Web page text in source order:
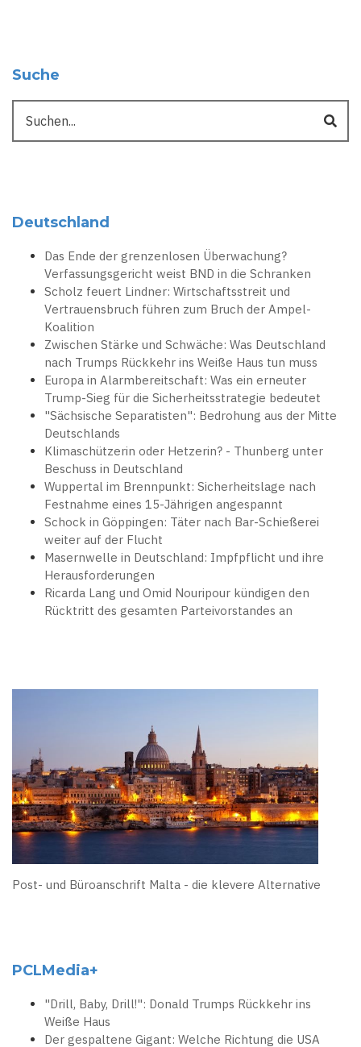
Suche
Deutschland
Das Ende der grenzenlosen Überwachung?
Verfassungsgericht weist BND in die Schranken
Scholz feuert Lindner: Wirtschaftsstreit und
Vertrauensbruch führen zum Bruch der Ampel-
Koalition
Zwischen Stärke und Schwäche: Was Deutschland
nach Trumps Rückkehr ins Weiße Haus tun muss
Europa in Alarmbereitschaft: Was ein erneuter
Trump-Sieg für die Sicherheitsstrategie bedeutet
"Sächsische Separatisten": Bedrohung aus der Mitte
Deutschlands
Klimaschützerin oder Hetzerin? - Thunberg unter
Beschuss in Deutschland
Wuppertal im Brennpunkt: Sicherheitslage nach
Festnahme eines 15-Jährigen angespannt
Schock in Göppingen: Täter nach Bar-Schießerei
weiter auf der Flucht
Masernwelle in Deutschland: Impfpflicht und ihre
Herausforderungen
Ricarda Lang und Omid Nouripour kündigen den
Rücktritt des gesamten Parteivorstandes an
Post- und Büroanschrift Malta - die klevere Alternative
PCLMedia+
"Drill, Baby, Drill!": Donald Trumps Rückkehr ins
Weiße Haus
Der gespaltene Gigant: Welche Richtung die USA